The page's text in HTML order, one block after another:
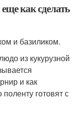
как сделать
и базиликом.
из кукурузной
и как
готовят с